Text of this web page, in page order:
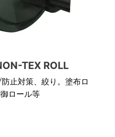
TEX ROLL
止対策、絞り。塗布ロ
ロール等